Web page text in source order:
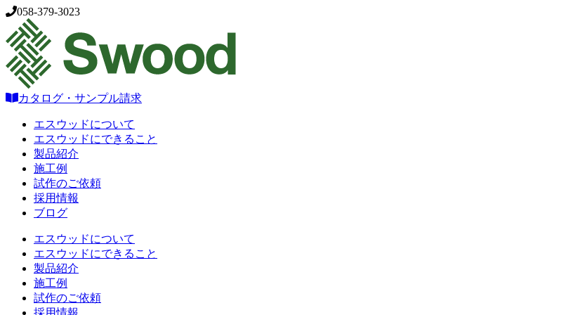
058-379-3023
カタログ・サンプル請求
エスウッドについて
エスウッドにできること
製品紹介
施工例
試作のご依頼
採用情報
ブログ
エスウッドについて
エスウッドにできること
製品紹介
施工例
試作のご依頼
採用情報